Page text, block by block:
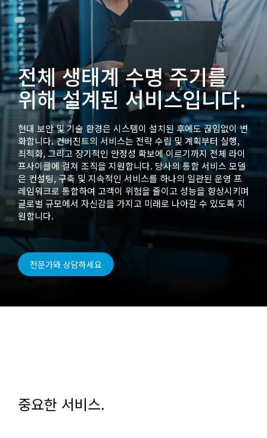
전체 생태계 수명 주기를
위해 설계된 서비스입니다.
현대 보안 및 기술 환경은 시스템이 설치된 후에도 끊임없이 변
화합니다. 컨버진트의 서비스는 전략 수립 및 계획부터 실행,
최적화, 그리고 장기적인 안정성 확보에 이르기까지 전체 라이
프사이클에 걸쳐 조직을 지원합니다. 당사의 통합 서비스 모델
은 컨설팅, 구축 및 지속적인 서비스를 하나의 일관된 운영 프
레임워크로 통합하여 고객이 위험을 줄이고 성능을 향상시키며
글로벌 규모에서 자신감을 가지고 미래로 나아갈 수 있도록 지
원합니다.
전문가와 상담하세요
중요한 서비스.